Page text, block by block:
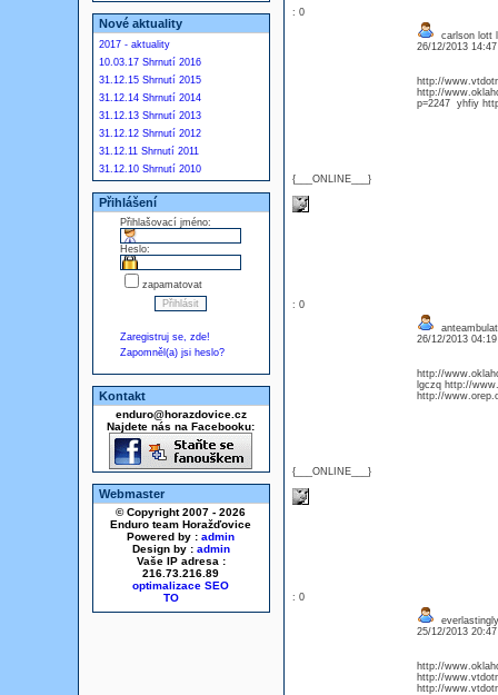
Nové aktuality
2017 - aktuality
10.03.17 Shrnutí 2016
31.12.15 Shrnutí 2015
31.12.14 Shrnutí 2014
31.12.13 Shrnutí 2013
31.12.12 Shrnutí 2012
31.12.11 Shrnutí 2011
31.12.10 Shrnutí 2010
Přihlášení
Přihlašovací jméno:
Heslo:
zapamatovat
Zaregistruj se, zde!
Zapomněl(a) jsi heslo?
Kontakt
enduro@horazdovice.cz
Najdete nás na Facebooku:
Webmaster
© Copyright 2007 - 2026
Enduro team Horažďovice
Powered by : admin
Design by : admin
Vaše IP adresa :
216.73.216.89
optimalizace SEO
: 0
{___ONLINE___}
carlson lott
26/12/2013
http://
http://
p=2247 yhfiy
: 0
{___ONLINE___}
26/12/2013
http://
lgczq http://
http://
: 0
25/12/2013
http://
http://
http://